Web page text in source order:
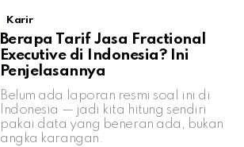
Karir
Berapa Tarif Jasa Fractional
Executive di Indonesia? Ini
Penjelasannya
Belum ada laporan resmi soal ini di
Indonesia — jadi kita hitung sendiri
pakai data yang beneran ada, bukan
angka karangan.